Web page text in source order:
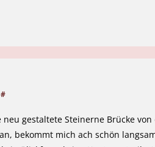
#
gestaltete Steinerne Brücke von
bekommt mich ach schön